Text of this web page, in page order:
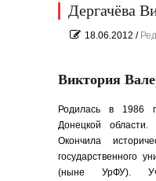
Дергачёва
18.06.2012 /
Виктория
Родилась в 1986
Донецкой
Окончила
государственного
(ныне УрФУ).